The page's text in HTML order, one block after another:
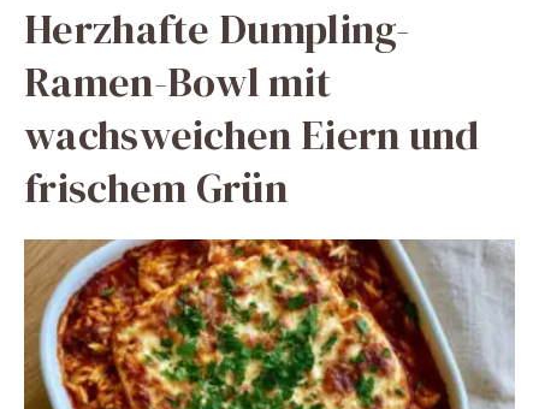
Herzhafte Dumpling-
Ramen-Bowl mit
wachsweichen Eiern und
frischem Grün